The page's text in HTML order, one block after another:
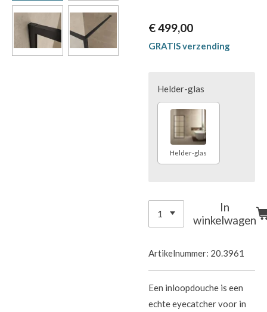
€ 499,00
GRATIS verzending
Helder-glas
Helder-glas
In
winkelwagen
Artikelnummer: 20.3961
Een inloopdouche is een
echte eyecatcher voor in